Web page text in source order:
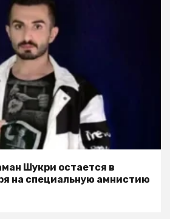
Шукри остается в
на специальную амнистию